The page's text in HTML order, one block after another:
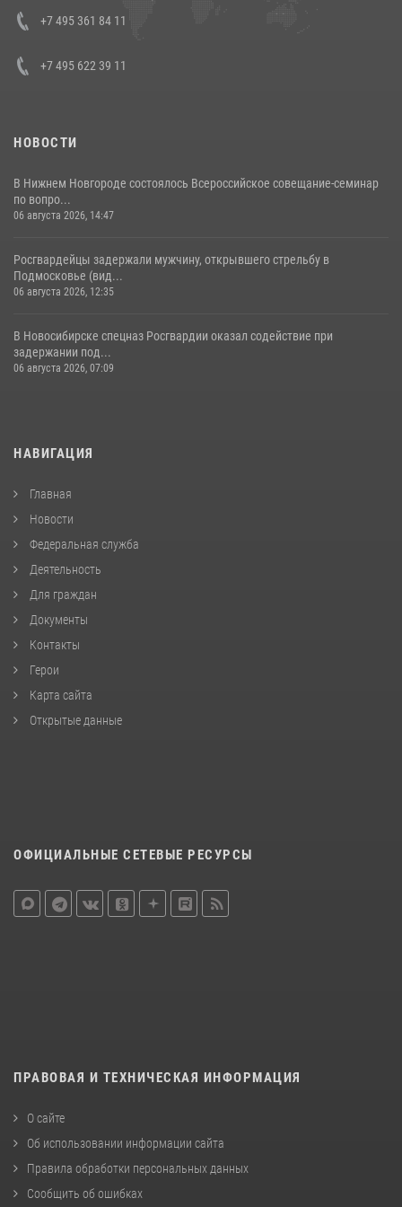
+7 495 361 84 11
+7 495 622 39 11
НОВОСТИ
В Нижнем Новгороде состоялось Всероссийское совещание-семинар
по вопро...
06 августа 2026, 14:47
Росгвардейцы задержали мужчину, открывшего стрельбу в
Подмосковье (вид...
06 августа 2026, 12:35
В Новосибирске спецназ Росгвардии оказал содействие при
задержании под...
06 августа 2026, 07:09
НАВИГАЦИЯ
Главная
Новости
Федеральная служба
Деятельность
Для граждан
Документы
Контакты
Герои
Карта сайта
Открытые данные
ОФИЦИАЛЬНЫЕ СЕТЕВЫЕ РЕСУРСЫ
ПРАВОВАЯ И ТЕХНИЧЕСКАЯ ИНФОРМАЦИЯ
О сайте
Об использовании информации сайта
Правила обработки персональных данных
Сообщить об ошибках